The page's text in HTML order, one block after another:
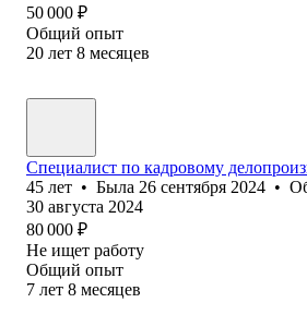
50 000 ₽
Общий опыт
20 лет 8 месяцев
Специалист по кадровому
45 лет • Была 26 сентября 2024 •
30 августа 2024
80 000 ₽
Не ищет работу
Общий опыт
7 лет 8 месяцев